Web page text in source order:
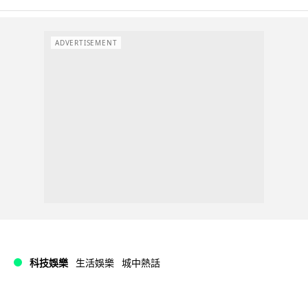
ADVERTISEMENT
科技娛樂 生活娛樂 城中熱話